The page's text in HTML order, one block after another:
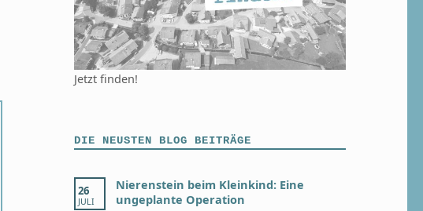
Jetzt finden!
DIE NEUSTEN BLOG BEITRÄGE
26
JULI
Nierenstein beim Kleinkind: Eine
ungeplante Operation